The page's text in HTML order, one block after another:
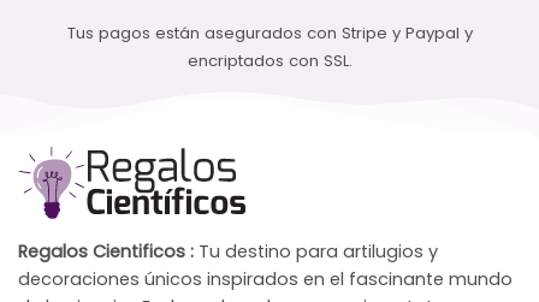
Tus pagos están asegurados con Stripe y Paypal y
encriptados con SSL.
Regalos Cientificos : Tu destino para artilugios y
decoraciones únicos inspirados en el fascinante mundo